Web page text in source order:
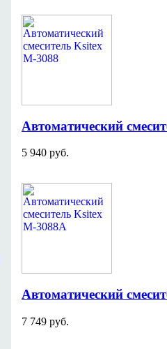
Автоматический
5 940 руб.
Автоматический
7 749 руб.